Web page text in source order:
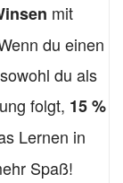
mit
du einen
du als
folgt, 15 %
Lernen in
Spaß!